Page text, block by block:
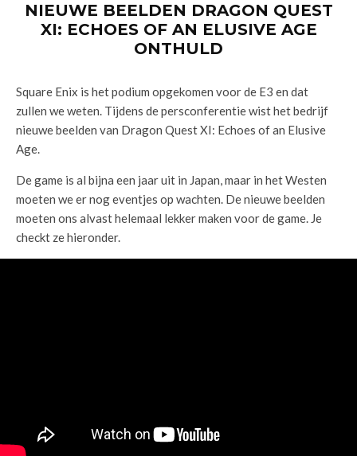
NIEUWE BEELDEN DRAGON QUEST
XI: ECHOES OF AN ELUSIVE AGE
ONTHULD
Square Enix is het podium opgekomen voor de E3 en dat
zullen we weten. Tijdens de persconferentie wist het bedrijf
nieuwe beelden van Dragon Quest XI: Echoes of an Elusive
Age.
De game is al bijna een jaar uit in Japan, maar in het Westen
moeten we er nog eventjes op wachten. De nieuwe beelden
moeten ons alvast helemaal lekker maken voor de game. Je
checkt ze hieronder.